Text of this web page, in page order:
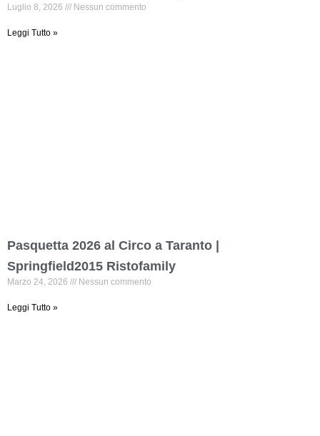
Luglio 8, 2026 Nessun commento
Leggi Tutto »
Pasquetta 2026 al Circo a Taranto |
Springfield2015 Ristofamily
Marzo 24, 2026 Nessun commento
Leggi Tutto »